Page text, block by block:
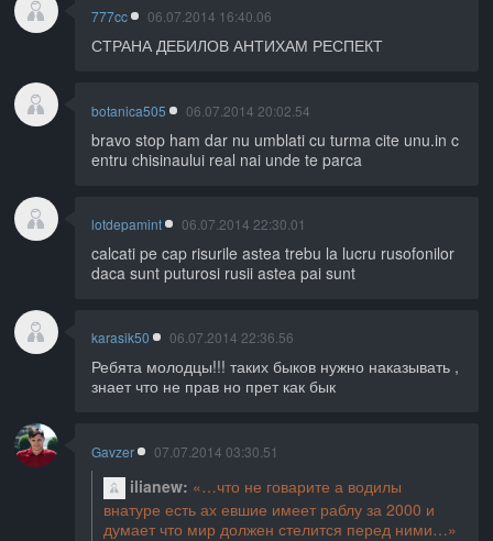
777cc 06.07.2014 16:40.06
СТРАНА ДЕБИЛОВ АНТИХАМ РЕСПЕКТ
botanica505 06.07.2014 20:02.54
bravo stop ham dar nu umblati cu turma cite unu.in c
entru chisinaului real nai unde te parca
lotdepamint 06.07.2014 22:30.01
calcati pe cap risurile astea trebu la lucru rusofonilor
daca sunt puturosi rusii astea pai sunt
karasik50 06.07.2014 22:36.56
Ребята молодцы!!! таких быков нужно наказывать ,
знает что не прав но прет как бык
Gavzer 07.07.2014 03:30.51
ilianew
что не говарите а водилы
внатуре есть ах евшие имеет раблу за 2000 и
думает что мир должен стелится перед ними